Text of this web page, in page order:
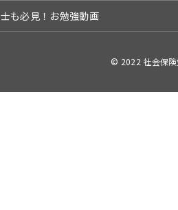
も必見！お勉強動画
© 2022 社会保